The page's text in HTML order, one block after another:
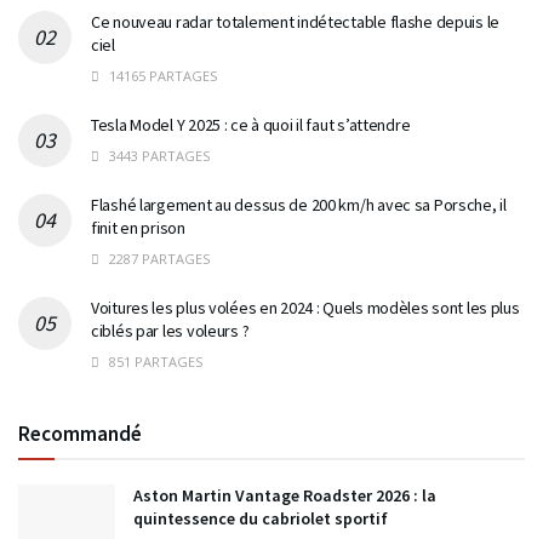
Ce nouveau radar totalement indétectable flashe depuis le
ciel
14165 PARTAGES
Tesla Model Y 2025 : ce à quoi il faut s’attendre
3443 PARTAGES
Flashé largement au dessus de 200 km/h avec sa Porsche, il
finit en prison
2287 PARTAGES
Voitures les plus volées en 2024 : Quels modèles sont les plus
ciblés par les voleurs ?
851 PARTAGES
Recommandé
Aston Martin Vantage Roadster 2026 : la
quintessence du cabriolet sportif